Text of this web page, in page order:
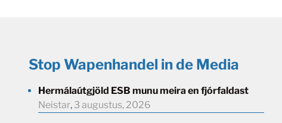
Stop Wapenhandel in de Media
Hermálaútgjöld ESB munu meira en fjórfaldast
Neistar, 3 augustus, 2026